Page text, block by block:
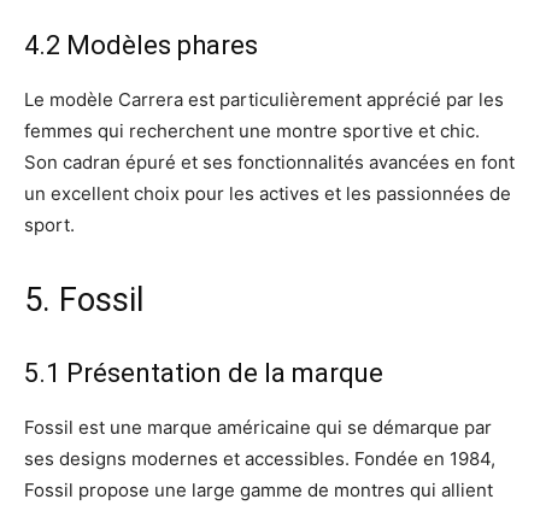
4.2 Modèles phares
Le modèle Carrera est particulièrement apprécié par les
femmes qui recherchent une montre sportive et chic.
Son cadran épuré et ses fonctionnalités avancées en font
un excellent choix pour les actives et les passionnées de
sport.
5. Fossil
5.1 Présentation de la marque
Fossil est une marque américaine qui se démarque par
ses designs modernes et accessibles. Fondée en 1984,
Fossil propose une large gamme de montres qui allient